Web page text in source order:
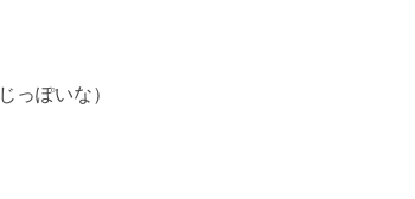
っぽいな）